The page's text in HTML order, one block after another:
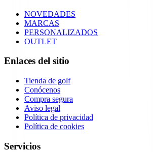
NOVEDADES
MARCAS
PERSONALIZADOS
OUTLET
Enlaces del sitio
Tienda de golf
Conócenos
Compra segura
Aviso legal
Política de privacidad
Política de cookies
Servicios